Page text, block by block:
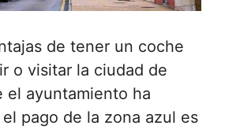
de tener un coche
o visitar la ciudad de
el ayuntamiento ha
pago de la zona azul es